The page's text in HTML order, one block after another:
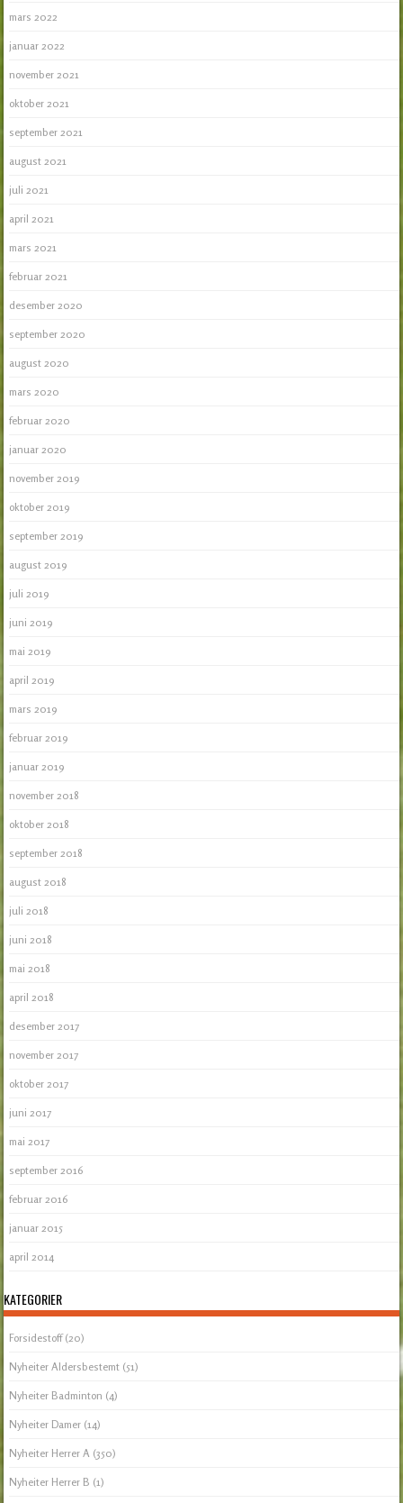
mars 2022
januar 2022
november 2021
oktober 2021
september 2021
august 2021
juli 2021
april 2021
mars 2021
februar 2021
desember 2020
september 2020
august 2020
mars 2020
februar 2020
januar 2020
november 2019
oktober 2019
september 2019
august 2019
juli 2019
juni 2019
mai 2019
april 2019
mars 2019
februar 2019
januar 2019
november 2018
oktober 2018
september 2018
august 2018
juli 2018
juni 2018
mai 2018
april 2018
desember 2017
november 2017
oktober 2017
juni 2017
mai 2017
september 2016
februar 2016
januar 2015
april 2014
KATEGORIER
Forsidestoff(20)
Nyheiter Aldersbestemt (51)
Nyheiter Badminton (4)
Nyheiter Damer (14)
Nyheiter Herrer A (350)
Nyheiter Herrer B (1)